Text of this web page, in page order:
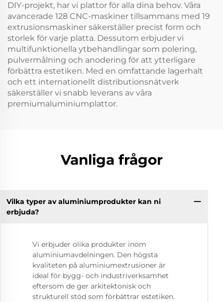
DIY-projekt, har vi plattor för alla dina behov. Våra
avancerade 128 CNC-maskiner tillsammans med 19
extrusionsmaskiner säkerställer precist form och
storlek för varje platta. Dessutom erbjuder vi
multifunktionella ytbehandlingar som polering,
pulvermålning och anodering för att ytterligare
förbättra estetiken. Med en omfattande lagerhalt
och ett internationellt distributionsnätverk
säkerställer vi snabb leverans av våra
premiumaluminiumplattor.
Vanliga frågor
Vilka typer av aluminiumprodukter kan ni
erbjuda?
Vi erbjuder olika produkter inom
aluminiumavdelningen. Den högsta
kvaliteten på aluminiumextrusioner är
ideal för bygg- och industriverksamhet
eftersom de ger arkitektonisk och
strukturell stöd som förbättrar estetiken.